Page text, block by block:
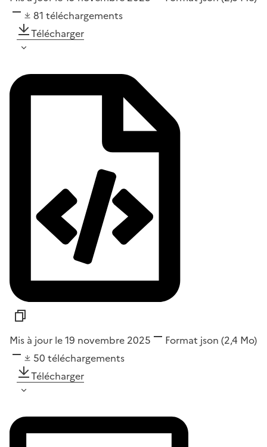
81 téléchargements
Télécharger
Mis à jour le 19 novembre 2025 Format json (2,4 Mo)
50 téléchargements
Télécharger